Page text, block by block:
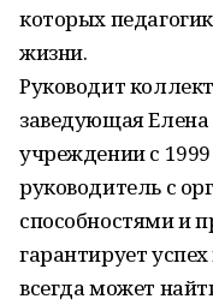
которых
жизни.
Руководит
заведующая
учреждении с
руководитель с
способностями и
гарантирует
всегда может